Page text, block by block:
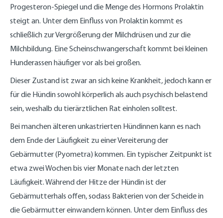
Progesteron-Spiegel und die Menge des Hormons Prolaktin
steigt an. Unter dem Einfluss von Prolaktin kommt es
schließlich zur Vergrößerung der Milchdrüsen und zur die
Milchbildung. Eine Scheinschwangerschaft kommt bei kleinen
Hunderassen häufiger vor als bei großen.
Dieser Zustand ist zwar an sich keine Krankheit, jedoch kann er
für die Hündin sowohl körperlich als auch psychisch belastend
sein, weshalb du tierärztlichen Rat einholen solltest.
Bei manchen älteren unkastrierten Hündinnen kann es nach
dem Ende der Läufigkeit zu einer Vereiterung der
Gebärmutter (Pyometra) kommen. Ein typischer Zeitpunkt ist
etwa zwei Wochen bis vier Monate nach der letzten
Läufigkeit. Während der Hitze der Hündin ist der
Gebärmutterhals offen, sodass Bakterien von der Scheide in
die Gebärmutter einwandern können. Unter dem Einfluss des